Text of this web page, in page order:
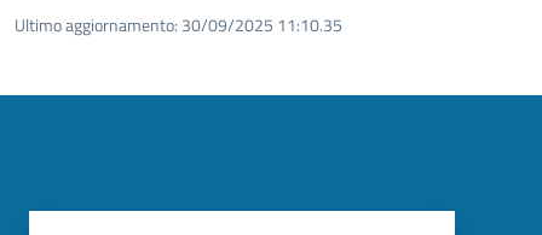
Ultimo aggiornamento: 30/09/2025 11:10.35